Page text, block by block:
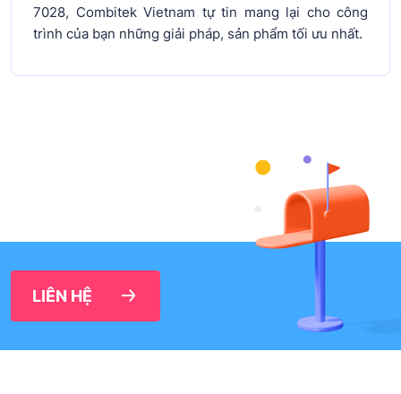
7028, Combitek Vietnam tự tin mang lại cho công
trình của bạn những giải pháp, sản phẩm tối ưu nhất.
LIÊN HỆ